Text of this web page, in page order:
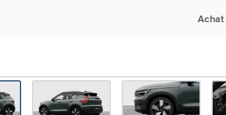
Achat
EX30
EX40
Configurez votre voiture
Offres du moment